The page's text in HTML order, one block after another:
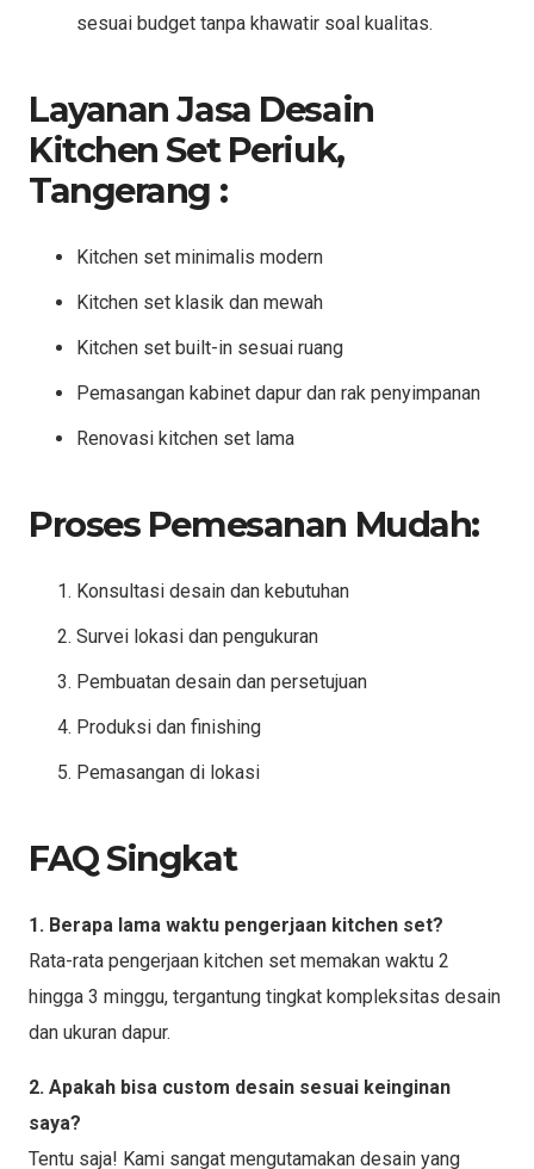
sesuai budget tanpa khawatir soal kualitas.
Layanan Jasa Desain
Kitchen Set Periuk,
Tangerang :
Kitchen set minimalis modern
Kitchen set klasik dan mewah
Kitchen set built-in sesuai ruang
Pemasangan kabinet dapur dan rak penyimpanan
Renovasi kitchen set lama
Proses Pemesanan Mudah:
Konsultasi desain dan kebutuhan
Survei lokasi dan pengukuran
Pembuatan desain dan persetujuan
Produksi dan finishing
Pemasangan di lokasi
FAQ Singkat
1. Berapa lama waktu pengerjaan kitchen set?
Rata-rata pengerjaan kitchen set memakan waktu 2
hingga 3 minggu, tergantung tingkat kompleksitas desain
dan ukuran dapur.
2. Apakah bisa custom desain sesuai keinginan
saya?
Tentu saja! Kami sangat mengutamakan desain yang